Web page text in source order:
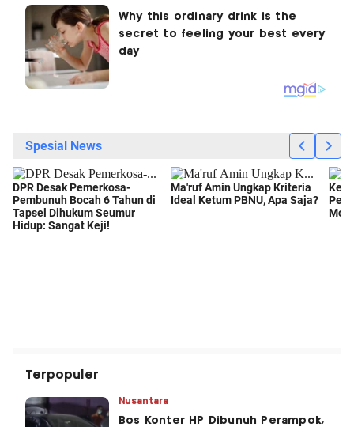
Terpopuler
Nusantara
Bos Konter HP Dibunuh Perampok,